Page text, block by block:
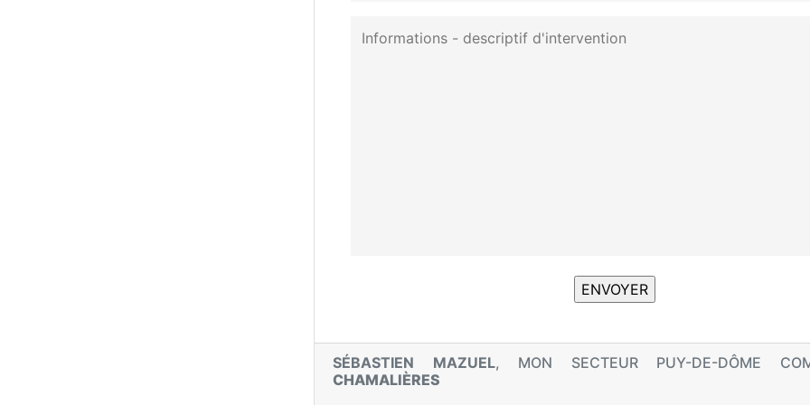
SÉBASTIEN MAZUEL, MON SECTEUR PUY-DE-DÔME
CHAMALIÈRES